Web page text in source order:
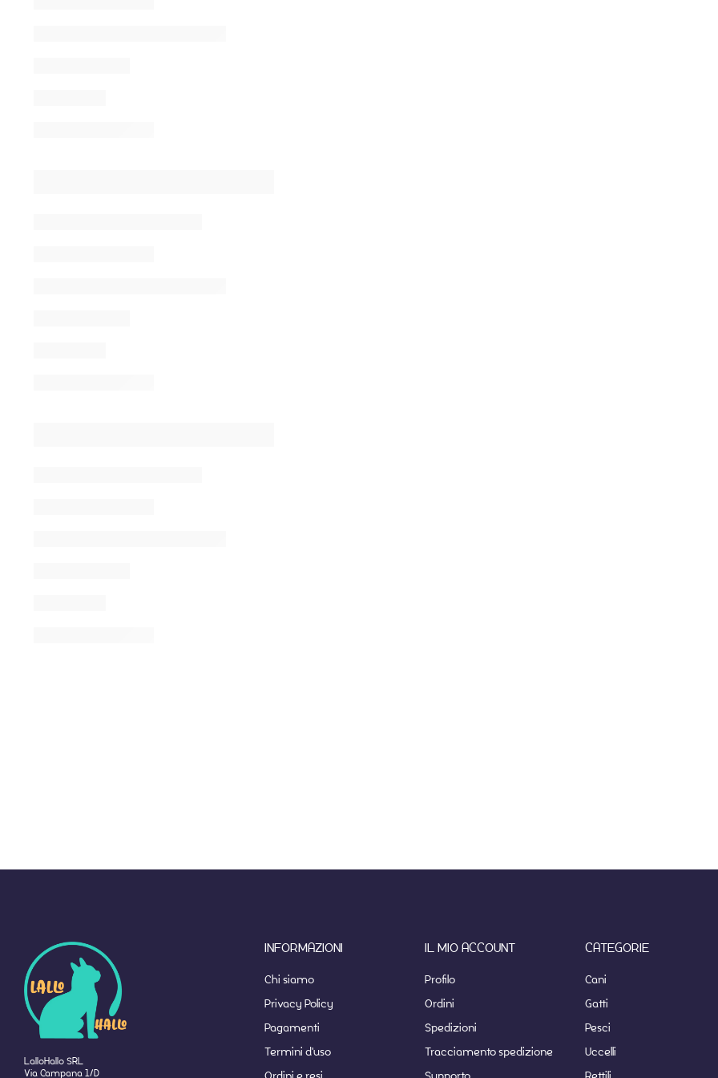
LalloHallo SRL
Via Campana 1/D
INFORMAZIONI
Chi siamo
Privacy Policy
Pagamenti
Termini d'uso
IL MIO ACCOUNT
Profilo
Ordini
Spedizioni
Tracciamento spedizione
CATEGORIE
Cani
Gatti
Pesci
Uccelli